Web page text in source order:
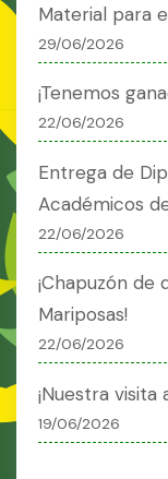
Material para
29/06/2026
¡Tenemos
22/06/2026
Entrega de
Académicos
22/06/2026
¡Chapuzón de
Mariposas!
22/06/2026
¡Nuestra visita
19/06/2026